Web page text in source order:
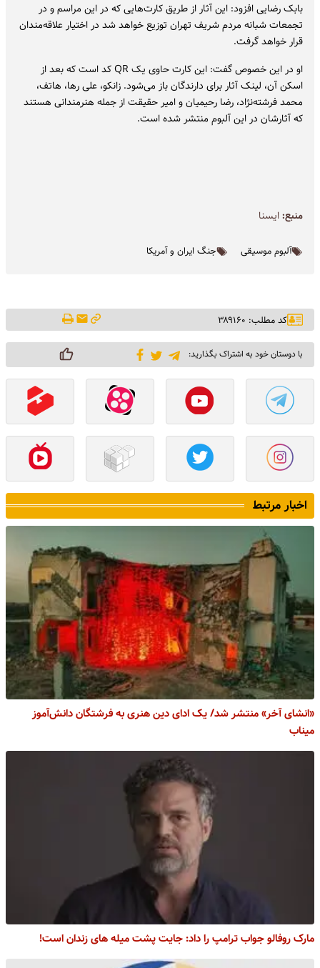
بابک رضایی افزود: این آثار از طریق کارت‌هایی که در این مراسم و در
تجمعات شبانه مردم شریف تهران توزیع خواهد شد در اختیار علاقه‌مندان
قرار خواهد گرفت.
او در این خصوص گفت: این کارت حاوی یک QR کد است که بعد از
اسکن آن، لینک آثار برای دارندگان باز می‌شود. زانکو، علی رها، هاتف،
محمد فرشته‌نژاد، رضا رحیمیان و امیر حقیقت از جمله هنرمندانی هستند
که آثارشان در این آلبوم منتشر شده است.
منبع:ايسنا
آلبوم موسیقی جنگ ایران و آمریکا
کد مطلب: ۳۸۹۱۶۰
با دوستان خود به اشتراک بگذارید:
اخبار مرتبط
«انشای آخر» منتشر شد/ یک ادای دین هنری به فرشتگان دانش‌آموز
میناب
مارک روفالو جواب ترامپ را داد: جایت پشت میله های زندان است!